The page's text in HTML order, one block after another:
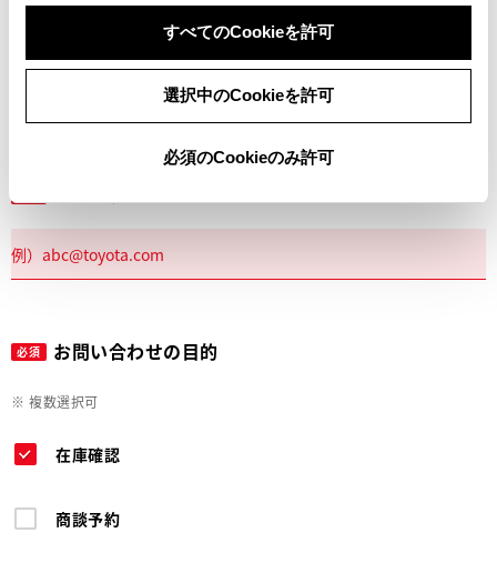
すべてのCookieを許可
選択中のCookieを許可
必須のCookieのみ許可
必須 お問い合わせの目的
※ 複数選択可
在庫確認
商談予約